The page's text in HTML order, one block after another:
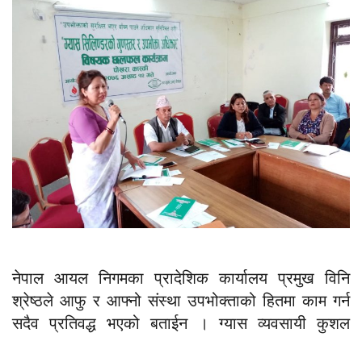
नेपाल आयल निगमका प्रादेशिक कार्यालय प्रमुख विनि
श्रेष्ठले आफु र आफ्नो संस्था उपभोक्ताको हितमा काम गर्न
सदैव प्रतिवद्ध भएको बताईन । ग्यास व्यवसायी कुशल